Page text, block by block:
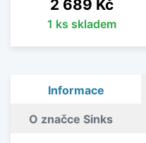
2 689 Kč
1 ks skladem
Informace
O značce Sinks